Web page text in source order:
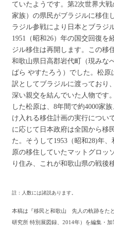
ていたようです。第2次世界大
家族）の県民がブラジルに移住
ラジル参戦により日本とブラジ
1951（昭和26）年の国交回復を
ジル移住は再開します。この移
和歌山県日高郡岩代町（現みな
ばら やすたろう）でした。松原
訳としてブラジルに渡っており
深い親交を結んでいた人物です
した松原は、8年間で約4000家
け入れる移住計画の実行につい
に応じて日本政府は全国から移
た。そうして1953（昭和28)年
原の移住していたマットグロッ
り住み、これが和歌山県の戦後
註：人数には諸説あります。
本稿は『移民と和歌山 先人の軌跡をた
研究所 特別展図録、2014年）を編集・加